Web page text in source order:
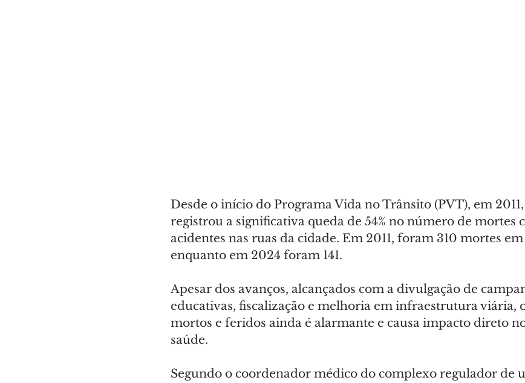
Desde o início do Programa Vida no Trânsito (PVT), em
registrou a significativa queda de 54% no número de mortes
acidentes nas ruas da cidade. Em 2011, foram 310 mortes
enquanto em 2024 foram 141.
Apesar dos avanços, alcançados com a divulgação de
educativas, fiscalização e melhoria em infraestrutura viária,
mortos e feridos ainda é alarmante e causa impacto direto
saúde.
Segundo o coordenador médico do complexo regulador de